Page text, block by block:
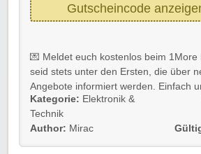
Gutscheincode
💌 Meldet euch kostenlos beim 1More
seid stets unter den Ersten, die über
Angebote informiert werden. Einfach
folgen, anmelden und sparen!💸
Verpasst nie wieder Schnäppchen,
Kategorie: Elektronik &
Technik
Author: Mirac